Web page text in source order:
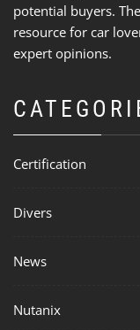
potential buyers.
resource for car
expert opinions.
Certification
Divers
News
Nutanix